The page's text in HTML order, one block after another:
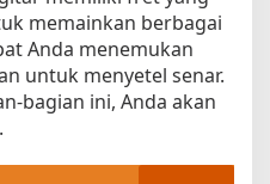
memainkan berbagai
Anda menemukan
untuk menyetel senar.
bagian ini, Anda akan